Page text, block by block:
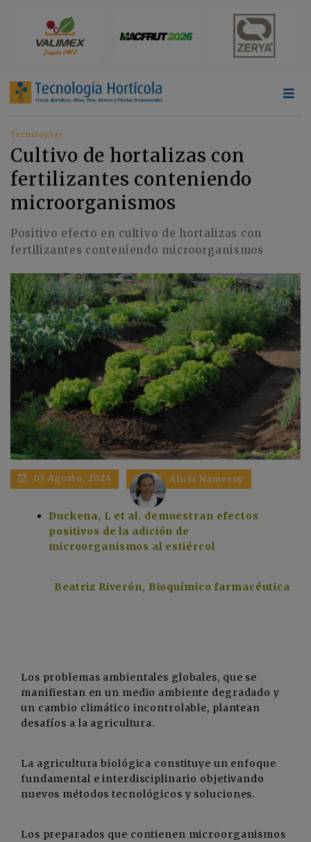
Tecnologías
Cultivo de hortalizas con
fertilizantes conteniendo
microorganismos
Positivo efecto en cultivo de hortalizas con
fertilizantes conteniendo microorganismos
03 Agosto, 2024 Alicia Namesny
Duckena, L et al. demuestran efectos
positivos de la adición de
microorganismos al estiércol
Beatriz Riverón, Bioquímico farmacéutica
Los problemas ambientales globales, que se
manifiestan en un medio ambiente degradado y
un cambio climático incontrolable, plantean
desafíos a la agricultura.
La agricultura biológica constituye un enfoque
fundamental e interdisciplinario objetivando
nuevos métodos tecnológicos y soluciones.
Los preparados que contienen microorganismos